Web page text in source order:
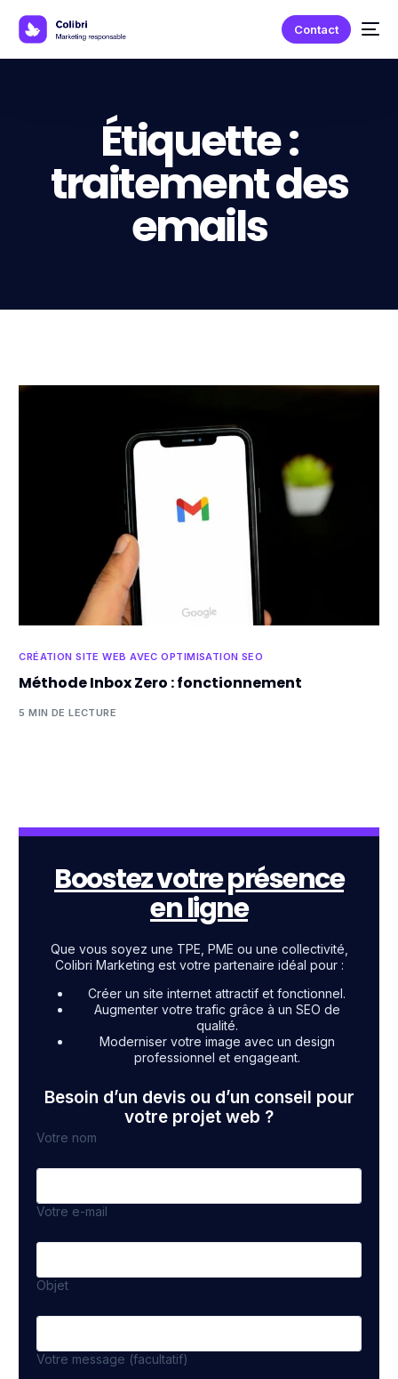
Contact
Étiquette :
traitement des
emails
CRÉATION SITE WEB AVEC OPTIMISATION SEO
Méthode Inbox Zero : fonctionnement
5 MIN DE LECTURE
Boostez votre présence
en ligne
Que vous soyez une TPE, PME ou une collectivité,
Colibri Marketing est votre partenaire idéal pour :
Créer un site internet attractif et fonctionnel.
Augmenter votre trafic grâce à un SEO de
qualité.
Moderniser votre image avec un design
professionnel et engageant.
Besoin d’un devis ou d’un conseil pour
votre projet web ?
Votre nom
Votre e-mail
Objet
Votre message (facultatif)